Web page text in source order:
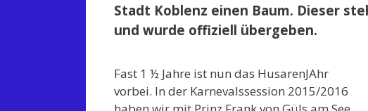
Stadt Koblenz einen Baum. Dieser
und wurde offiziell übergeben.
Fast 1 ½ Jahre ist nun das HusarenJAhr
vorbei. In der Karnevalssession 2015/2016